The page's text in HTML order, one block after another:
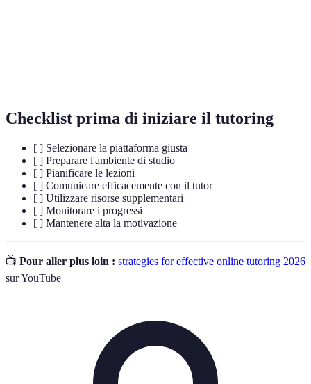
Checklist prima di iniziare il tutoring
[ ] Selezionare la piattaforma giusta
[ ] Preparare l'ambiente di studio
[ ] Pianificare le lezioni
[ ] Comunicare efficacemente con il tutor
[ ] Utilizzare risorse supplementari
[ ] Monitorare i progressi
[ ] Mantenere alta la motivazione
📺 Pour aller plus loin : strategies for effective online tutoring 2026
sur YouTube